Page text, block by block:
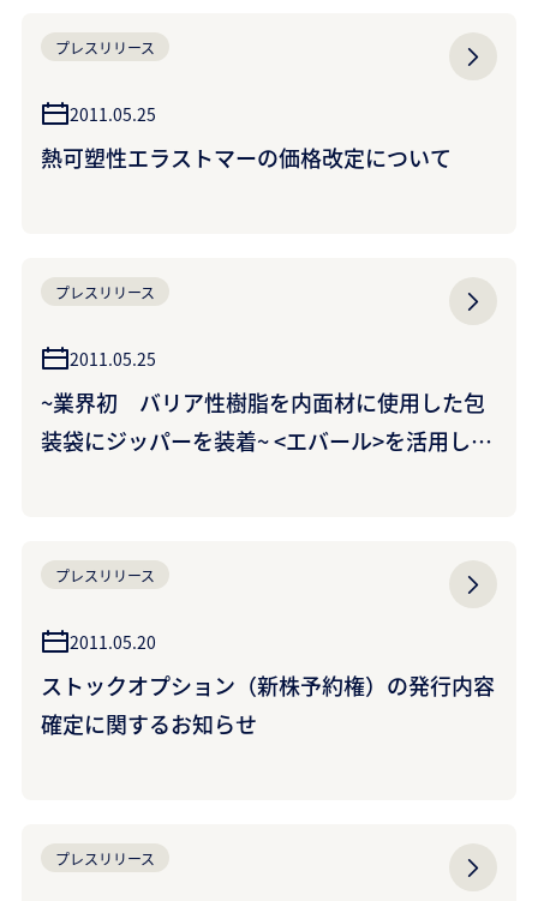
プレスリリース
2011.05.25
熱可塑性エラストマーの価格改定について
プレスリリース
2011.05.25
~業界初 バリア性樹脂を内面材に使用した包
装袋にジッパーを装着~ <エバール>を活用した
プレスリリース
2011.05.20
ストックオプション（新株予約権）の発行内容
確定に関するお知らせ
プレスリリース